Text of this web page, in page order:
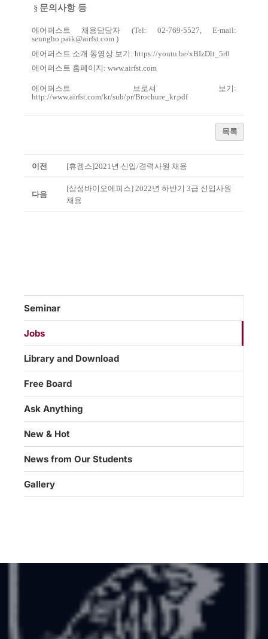
§ 문의사항 등
에어퍼스트 채용담당자 (Tel: 02-769-5527, E-mail:
seungho.paik@airfst.com )
에어퍼스트 소개 동영상 보기 : https://youtu.be/xBIzDlt_5r0
에어퍼스트 홈페이지 : www.airfst.com
에어퍼스트 브로셔 보기 :
http://www.airfst.com/kr/sub/pr/Brochure_kr.pdf
목록
이전 [휴켐스]2021년 신입/경력사원 채용
다음
[삼성바이오에피스] 2022년 하반기 3급 신입사원
채용
Seminar
Jobs
Library and Download
Free Board
Ask Anything
New & Hot
News from Our Students
Gallery